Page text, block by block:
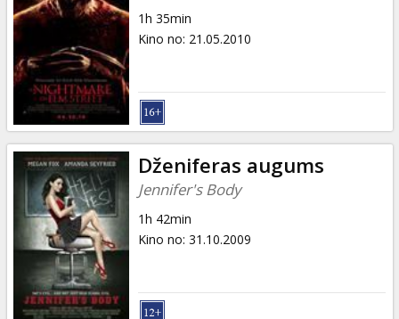
1h 35min
Kino no: 21.05.2010
Dženiferas augums
Jennifer's Body
1h 42min
Kino no: 31.10.2009